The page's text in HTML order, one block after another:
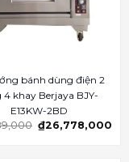
bánh dùng điện 2
4 khay Berjaya BJY-
E13KW-2BD
₫26,778,000